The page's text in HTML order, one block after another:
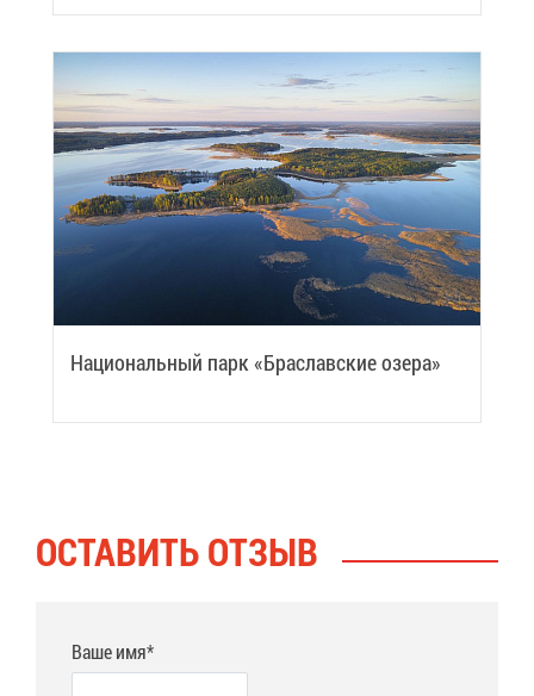
На­ци­о­наль­ный парк «Бра­слав­ские озе­ра»
ОСТА­ВИТЬ ОТ­ЗЫВ
Ваше имя*